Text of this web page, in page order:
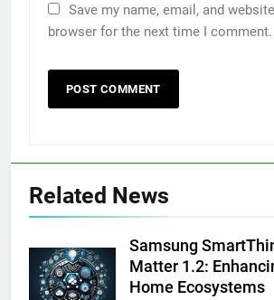
Save my name, email, and
browser for the next time I comment.
Related News
Samsung
Matter 1.2:
Home Ecosystems